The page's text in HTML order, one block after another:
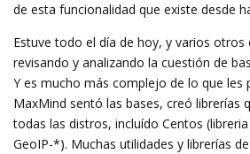
de esta funcionalidad que existe desde
Estuve todo el día de hoy, y varios otros
revisando y analizando la cuestión de
Y es mucho más complejo de lo que les
MaxMind sentó las bases, creó librerías
todas las distros, incluído Centos
GeoIP-*). Muchas utilidades y librerías